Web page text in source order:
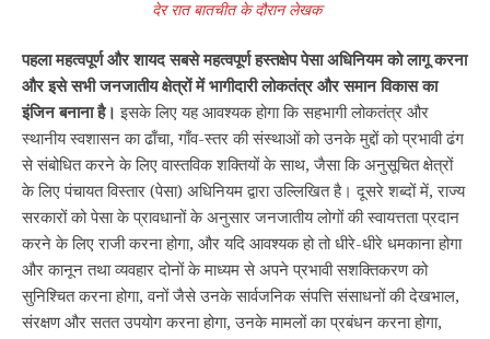
देर रात बातचीत के दौरान लेखक
पहला महत्वपूर्ण और शायद सबसे महत्वपूर्ण हस्तक्षेप पेसा अधिनियम को लागू करना
और इसे सभी जनजातीय क्षेत्रों में भागीदारी लोकतंत्र और समान विकास का
इंजिन बनाना है। इसके लिए यह आवश्यक होगा कि सहभागी लोकतंत्र और
स्थानीय स्वशासन का ढाँचा, गाँव-स्तर की संस्थाओं को उनके मुद्दों को प्रभावी ढंग
से संबोधित करने के लिए वास्तविक शक्तियों के साथ, जैसा कि अनुसूचित क्षेत्रों
के लिए पंचायत विस्तार (पेसा) अधिनियम द्वारा उल्लिखित है। दूसरे शब्दों में, राज्य
सरकारों को पेसा के प्रावधानों के अनुसार जनजातीय लोगों की स्वायत्तता प्रदान
करने के लिए राजी करना होगा, और यदि आवश्यक हो तो धीरे-धीरे धमकाना होगा
और कानून तथा व्यवहार दोनों के माध्यम से अपने प्रभावी सशक्तिकरण को
सुनिश्चित करना होगा, वनों जैसे उनके सार्वजनिक संपत्ति संसाधनों की देखभाल,
संरक्षण और सतत उपयोग करना होगा, उनके मामलों का प्रबंधन करना होगा,